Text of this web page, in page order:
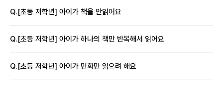
Q.[초등 저학년] 아이가 책을 안읽어요
Q.[초등 저학년] 아이가 하나의 책만 반복해서 읽어요
Q.[초등 저학년] 아이가 만화만 읽으려 해요